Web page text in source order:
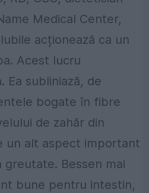
Medical Center,
acționează ca un
Acest lucru
Ea subliniază, de
bogate în fibre
de zahăr din
un alt aspect important
Bessen mai
bune pentru intestin,